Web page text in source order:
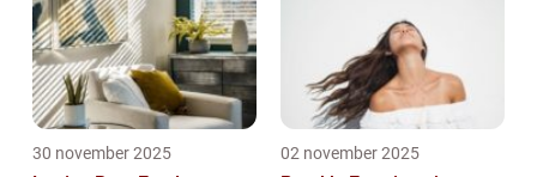
30 november 2025 02 november 2025